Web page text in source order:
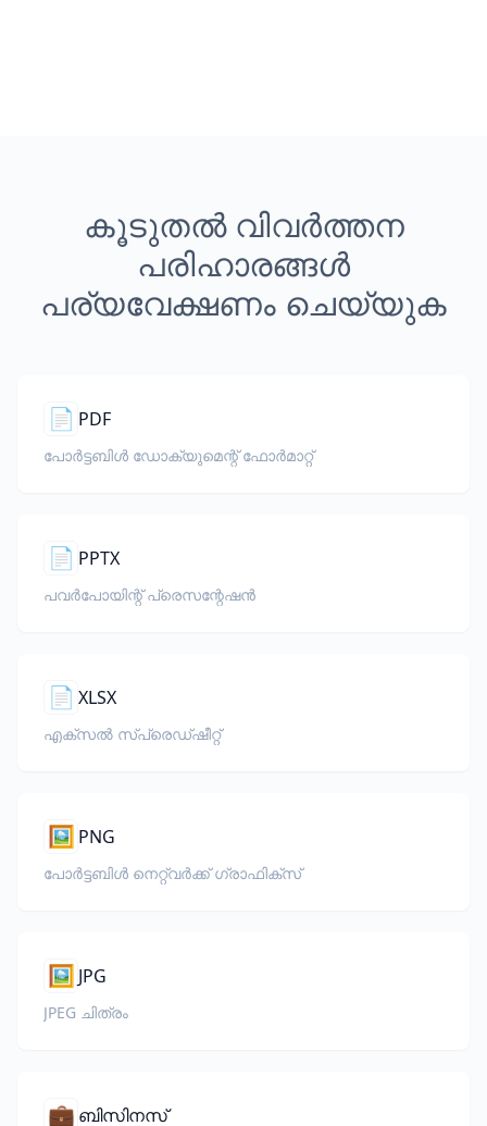
കൂടുതൽ വിവർത്തന
പരിഹാരങ്ങൾ
പര്യവേക്ഷണം ചെയ്യുക
📄 PDF
പോർട്ടബിൾ ഡോക്യുമെന്റ് ഫോർമാറ്റ്
📄 PPTX
പവർപോയിന്റ് പ്രെസന്റേഷൻ
📄 XLSX
എക്സൽ സ്പ്രെഡ്ഷീറ്റ്
🖼️ PNG
പോർട്ടബിൾ നെറ്റ്‌വർക്ക് ഗ്രാഫിക്സ്
🖼️ JPG
JPEG ചിത്രം
💼 ബിസിനസ്